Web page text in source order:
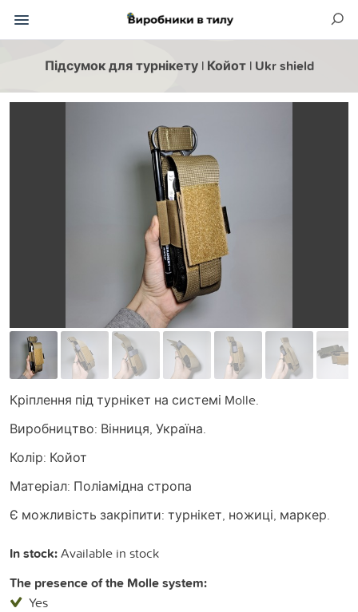
Підсумок для турнікету | Койот | Ukr shield
Кріплення під турнікет на системі Molle.
Виробництво: Вінниця, Україна.
Колір: Койот
Матеріал: Поліамідна стропа
Є можливість закріпити: турнікет, ножиці, маркер.
In stock:Available in stock
The presence of the Molle system:
Yes